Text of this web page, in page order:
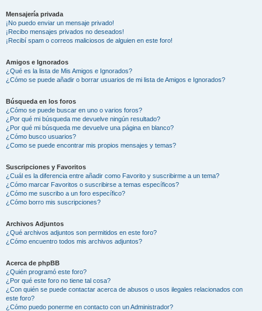
Mensajería privada
¡No puedo enviar un mensaje privado!
¡Recibo mensajes privados no deseados!
¡Recibí spam o correos maliciosos de alguien en este foro!
Amigos e Ignorados
¿Qué es la lista de Mis Amigos e Ignorados?
¿Cómo se puede añadir o borrar usuarios de mi lista de Amigos e Ignorados?
Búsqueda en los foros
¿Cómo se puede buscar en uno o varios foros?
¿Por qué mi búsqueda me devuelve ningún resultado?
¿Por qué mi búsqueda me devuelve una página en blanco?
¿Cómo busco usuarios?
¿Como se puede encontrar mis propios mensajes y temas?
Suscripciones y Favoritos
¿Cuál es la diferencia entre añadir como Favorito y suscribirme a un tema?
¿Cómo marcar Favoritos o suscribirse a temas específicos?
¿Cómo me suscribo a un foro específico?
¿Cómo borro mis suscripciones?
Archivos Adjuntos
¿Qué archivos adjuntos son permitidos en este foro?
¿Cómo encuentro todos mis archivos adjuntos?
Acerca de phpBB
¿Quién programó este foro?
¿Por qué este foro no tiene tal cosa?
¿Con quién se puede contactar acerca de abusos o usos ilegales relacionados con
este foro?
¿Cómo puedo ponerme en contacto con un Administrador?